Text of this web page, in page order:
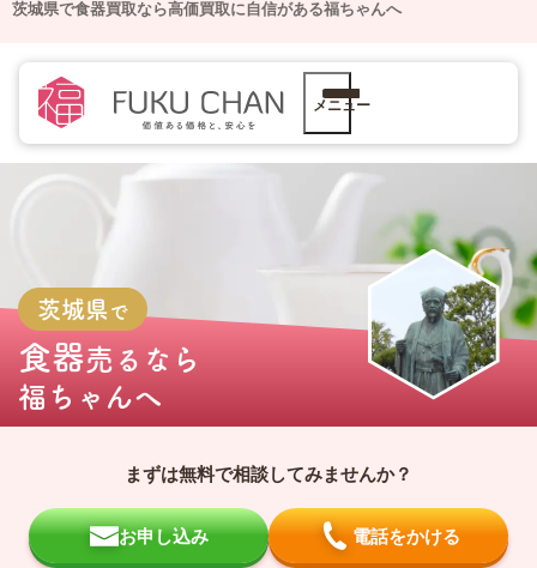
茨城県で食器買取なら高価買取に自信がある福ちゃんへ
メニュー
茨城県で
食器売るなら
福ちゃんへ
まずは無料で相談してみませんか？
お申し込み 電話をかける